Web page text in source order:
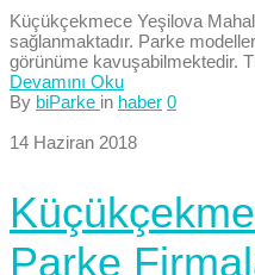
Küçükçekmece Yeşilova
sağlanmaktadır. Parke
görünüme kavuşabilmektedir.
Devamını Oku
By biParke in haber 0
14 Haziran 2018
Parke